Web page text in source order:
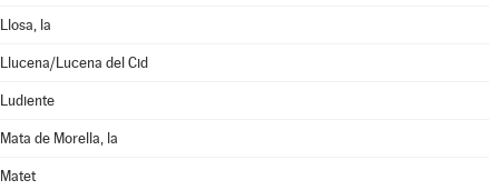
Llosa, la
Llucena/Lucena del Cid
Ludiente
Mata de Morella, la
Matet